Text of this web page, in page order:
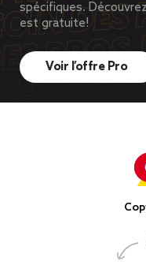
spécifiques.
est gratuite!
Voir l’offre Pro